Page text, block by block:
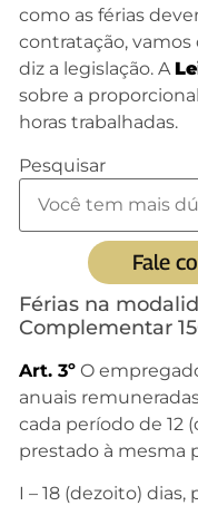
como as férias
contratação,
diz a legislação. A
sobre a
horas trabalhadas.
Pesquisar
Fale
Férias na
Complementar
Art. 3º O
anuais
cada período de 12
prestado à mesma
I – 18 (dezoito)